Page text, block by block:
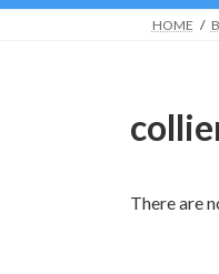
HOME
There are